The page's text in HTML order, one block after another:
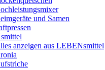
und Samen
anzeigen aus LEBENsmittel